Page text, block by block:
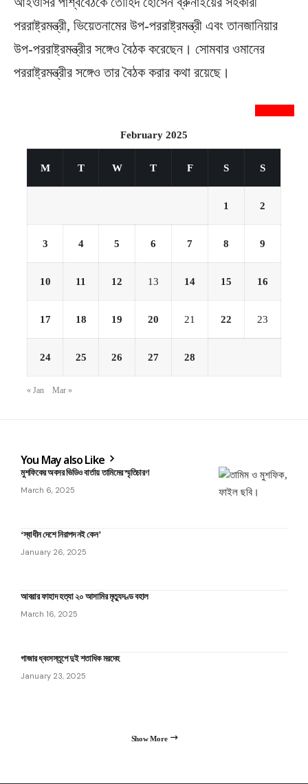
পররাষ্ট্রমন্ত্রী, ভিয়েতনামের উপ-পররাষ্ট্রমন্ত্রী এবং তানজানিয়ার
উপ-পররাষ্ট্রমন্ত্রীর সঙ্গেও বৈঠক করেছেন। সোমবার ওমানের
পররাষ্ট্রমন্ত্রীর সঙ্গেও তার বৈঠক করার কথা রয়েছে।
February 2025
M T W T F S S
1 2
3 4 5 6 7 8 9
10 11 12 13 14 15 16
17 18 19 20 21 22 23
24 25 26 27 28
« Jan Mar »
You May also Like
মুশফিকের অবসর ভিডিও বার্তায় তামিমের স্মৃতিচারণ
March 6, 2025
‘স্বাধীন দেশে নিরাপদ নই কেন’
January 26, 2025
আবরার ফাহাদ হত্যা ২০ আসামির মৃত্যুদণ্ড বহাল
March 16, 2025
গাজার ধ্বংসস্তূপে দুই শতাধিক মরদেহ
January 23, 2025
Show More